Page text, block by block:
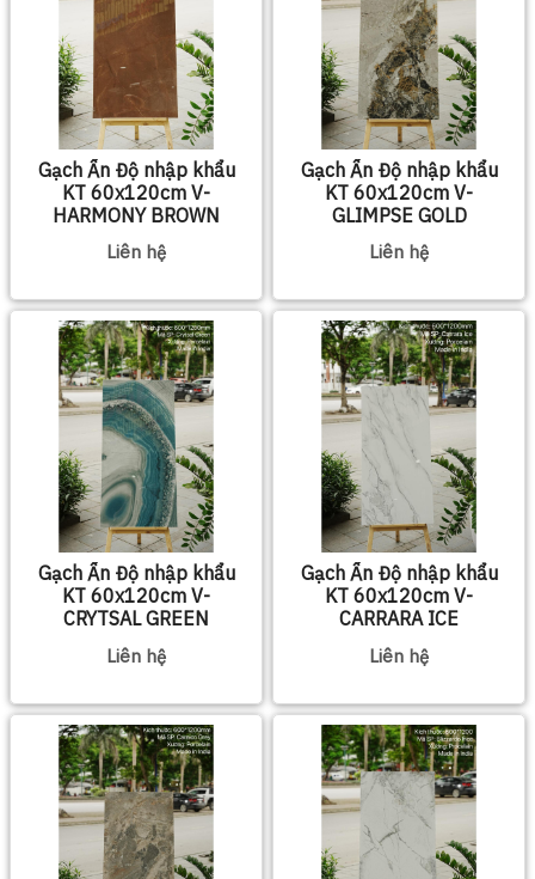
Gạch Ấn Độ nhập khẩu
KT 60x120cm V-
HARMONY BROWN
Liên hệ
Gạch Ấn Độ nhập khẩu
KT 60x120cm V-
GLIMPSE GOLD
Liên hệ
Gạch Ấn Độ nhập khẩu
KT 60x120cm V-
CRYTSAL GREEN
Liên hệ
Gạch Ấn Độ nhập khẩu
KT 60x120cm V-
CARRARA ICE
Liên hệ